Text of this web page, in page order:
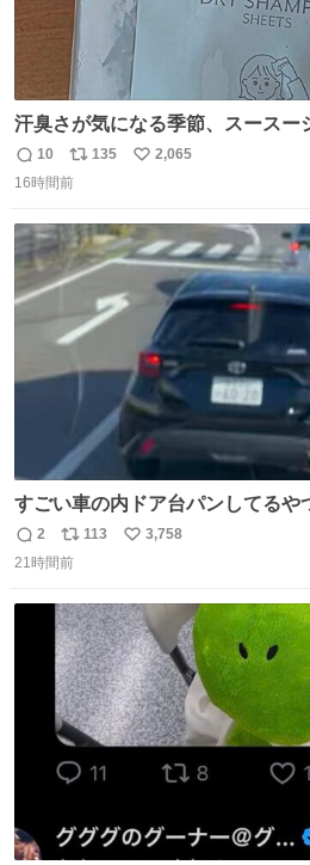
汗臭さが気になる季節、スースー
とにかくスッキリする。2年くら
介したやつ。おじさんにもおばさ
汗拭きシートみたいなもの。耳裏
汗臭不安を解消。
返
信
10
リ
ポ
ト
数
135
い
数
2,065
16時間前
すごい車の内ドア台パンしてるや
ｗｗｗｗｗｗ
返
信
2
リ
ポ
ト
数
113
い
数
3,758
21時間前